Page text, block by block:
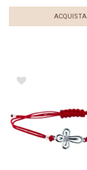
ACQUISTA